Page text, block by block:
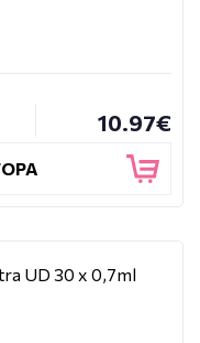
10.97€
UD 30 x 0,7ml